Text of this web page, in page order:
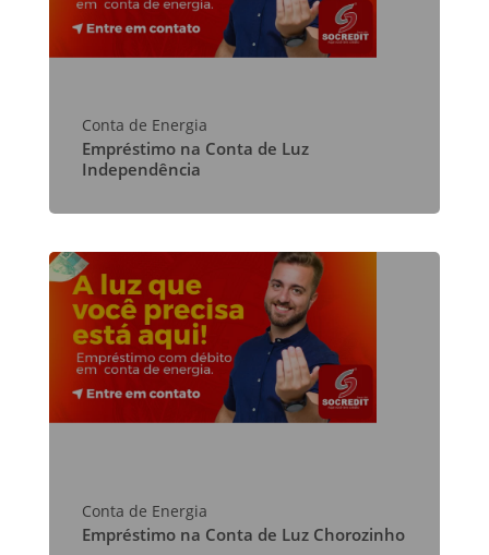
Conta de Energia
Empréstimo na Conta de Luz
Independência
Conta de Energia
Empréstimo na Conta de Luz Chorozinho